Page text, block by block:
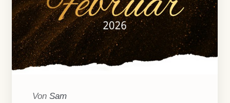
Von Sam